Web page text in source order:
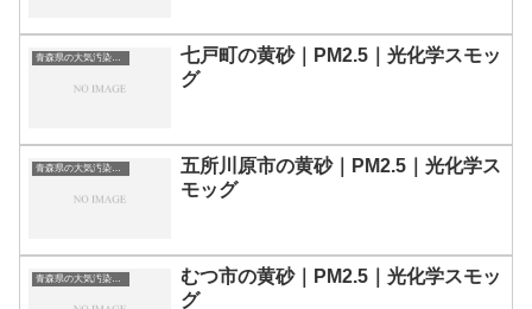
青森県の大気汚染・PM2.5・黄砂・エアロゾルの数値
七戸町の黄砂｜PM2.5｜光化学スモッ
グ
青森県の大気汚染・PM2.5・黄砂・エアロゾルの数値
五所川原市の黄砂｜PM2.5｜光化学ス
モッグ
青森県の大気汚染・PM2.5・黄砂・エアロゾルの数値
むつ市の黄砂｜PM2.5｜光化学スモッ
グ